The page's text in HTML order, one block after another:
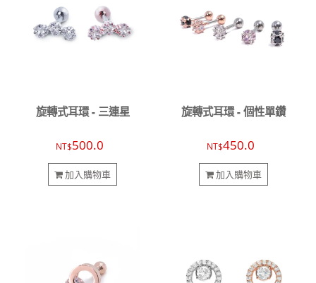
旋轉式耳環 - 三連星
NT$500.0
加入購物車
旋轉式耳環 - 個性單鑽
NT$450.0
加入購物車